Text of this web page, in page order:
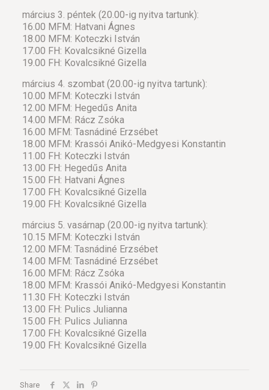
március 3. péntek (20.00-ig nyitva tartunk):
16.00 MFM: Hatvani Ágnes
18.00 MFM: Koteczki István
17.00 FH: Kovalcsikné Gizella
19.00 FH: Kovalcsikné Gizella
március 4. szombat (20.00-ig nyitva tartunk):
10.00 MFM: Koteczki István
12.00 MFM: Hegedűs Anita
14.00 MFM: Rácz Zsóka
16.00 MFM: Tasnádiné Erzsébet
18.00 MFM: Krassói Anikó-Medgyesi Konstantin
11.00 FH: Koteczki István
13.00 FH: Hegedűs Anita
15.00 FH: Hatvani Ágnes
17.00 FH: Kovalcsikné Gizella
19.00 FH: Kovalcsikné Gizella
március 5. vasárnap (20.00-ig nyitva tartunk):
10.15 MFM: Koteczki István
12.00 MFM: Tasnádiné Erzsébet
14.00 MFM: Tasnádiné Erzsébet
16.00 MFM: Rácz Zsóka
18.00 MFM: Krassói Anikó-Medgyesi Konstantin
11.30 FH: Koteczki István
13.00 FH: Pulics Julianna
15.00 FH: Pulics Julianna
17.00 FH: Kovalcsikné Gizella
19.00 FH: Kovalcsikné Gizella
Share